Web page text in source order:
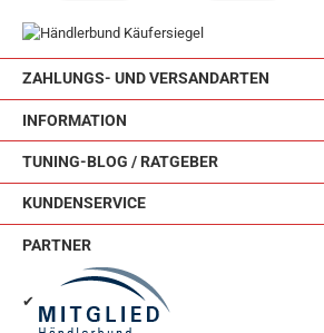
ZAHLUNGS- UND VERSANDARTEN
INFORMATION
TUNING-BLOG / RATGEBER
KUNDENSERVICE
PARTNER
✔